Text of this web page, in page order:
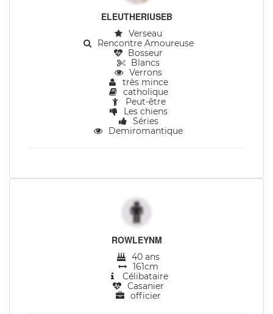
ELEUTHERIUSEB
Verseau
Rencontre Amoureuse
Bosseur
Blancs
Verrons
très mince
catholique
Peut-être
Les chiens
Séries
Demiromantique
ROWLEYNM
40 ans
161cm
Célibataire
Casanier
officier